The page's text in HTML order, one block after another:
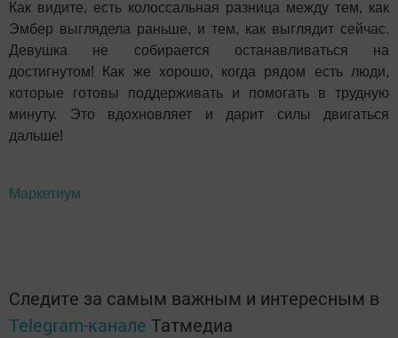
Как видите, есть колоссальная разница между тем, как
Эмбер выглядела раньше, и тем, как выглядит сейчас.
Девушка не собирается останавливаться на
достигнутом! Как же хорошо, когда рядом есть люди,
которые готовы поддерживать и помогать в трудную
минуту. Это вдохновляет и дарит силы двигаться
дальше!
Маркетиум
Следите за самым важным и интересным в
Telegram-канале Татмедиа